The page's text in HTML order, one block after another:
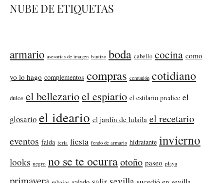
NUBE DE ETIQUETAS
armario asesorías de imagen bautizo boda cabello cocina como
yo lo hago complementos compras comunión cotidiano
dulce el bellezarioel espiario el estilario predice el
glosario el ideario el jardín de lulaila el recetario
eventos falda feria fiesta fondo de armario hidratante invierno
looks negro no se te ocurraotoño paseo playa
sevilla